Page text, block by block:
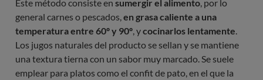
Este método consiste en sumergir el alimento , por lo
general carnes o pescados, en grasa caliente a una
temperatura entre 60º y 90º , ycocinarlos lentamente
Los jugos naturales del producto se sellan y se mantiene
una textura tierna con un sabor muy marcado. Se suele
emplear para platos como el confit de pato, en el que la